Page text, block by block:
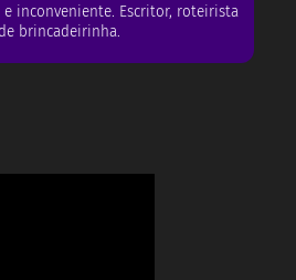
e inconveniente. Escritor, roteirista
brincadeirinha.